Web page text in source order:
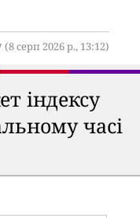
(8 серп 2026 р., 13:12)
індексу
часі